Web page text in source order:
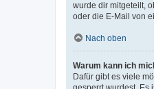
wurde dir mitgeteilt,
oder die E-Mail von
Nach oben
Warum kann ich
Dafür gibt es viele